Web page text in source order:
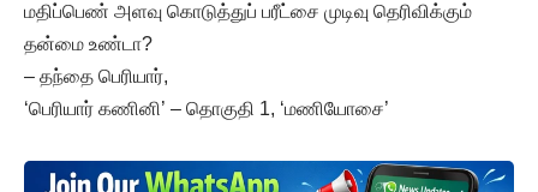
மதிப்பெண் அளவு கொடுத்துப் பரீட்சை முடிவு தெரிவிக்கும்
தன்மை உண்டா?
– தந்தை பெரியார்,
‘பெரியார் கணினி’ – தொகுதி 1, ‘மணியோசை’